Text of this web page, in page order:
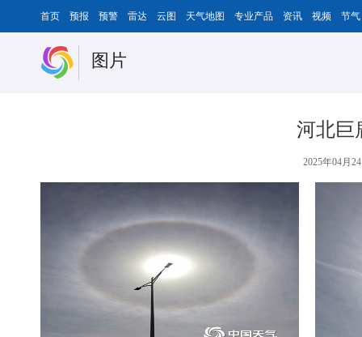
首页 预报 预警 雷达 云图 天气地图 专业产品 资讯 视频 节气
图片
河北巨
2025年04月